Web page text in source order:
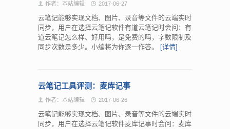
作者：本站编辑 2017-06-27
云笔记能够实现文档、图片、录音等文件的云端实时
同步，用户在选择云笔记软件有道云笔记时会问：有
道云笔记怎么样、好用吗，是免费的吗，字数限制及
同步次数是多少。小编将为你逐一作答。
[详情]
云笔记工具评测：麦库记事
作者：本站编辑 2017-06-26
云笔记能够实现文档、图片、录音等文件的云端实时
同步，用户在选择云笔记软件麦库记事时会问：麦库